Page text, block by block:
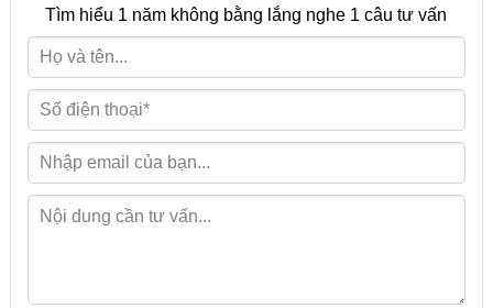
Tìm hiểu 1 năm không bằng lắng nghe 1 câu tư vấn